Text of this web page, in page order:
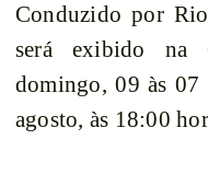
Conduzido por
será exibido na
domingo, 09 às 07
agosto, às 18:00